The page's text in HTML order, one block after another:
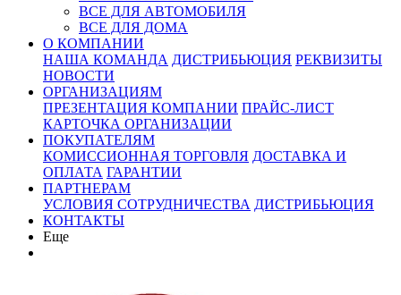
ВСЕ ДЛЯ АВТОМОБИЛЯ
ВСЕ ДЛЯ ДОМА
О КОМПАНИИ
НАША КОМАНДА ДИСТРИБЬЮЦИЯ РЕКВИЗИТЫ
НОВОСТИ
ОРГАНИЗАЦИЯМ
ПРЕЗЕНТАЦИЯ КОМПАНИИ ПРАЙС-ЛИСТ
КАРТОЧКА ОРГАНИЗАЦИИ
ПОКУПАТЕЛЯМ
КОМИССИОННАЯ ТОРГОВЛЯ ДОСТАВКА И
ОПЛАТА ГАРАНТИИ
ПАРТНЕРАМ
УСЛОВИЯ СОТРУДНИЧЕСТВА ДИСТРИБЬЮЦИЯ
КОНТАКТЫ
Еще